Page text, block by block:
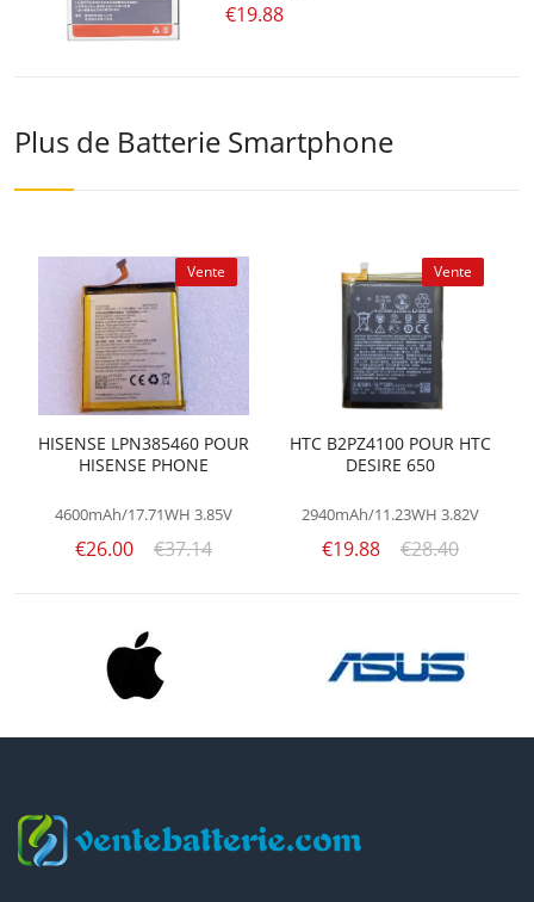
€19.88
Plus de Batterie Smartphone
Vente
HISENSE LPN385460 POUR
HISENSE PHONE
4600mAh/17.71WH 3.85V
€26.00 €37.14
Vente
HTC B2PZ4100 POUR HTC
DESIRE 650
2940mAh/11.23WH 3.82V
€19.88 €28.40